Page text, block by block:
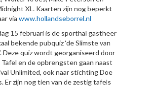
XL. Kaarten zijn nog beperkt
via www.hollandseborrel.nl
15 februari is de sporthal gastheer
bekende pubquiz ‘de Slimste van
Deze quiz wordt georganiseerd door
Tafel en de opbrengsten gaan naast
Unlimited, ook naar stichting Doe
Er zijn nog tien van de zestig tafels